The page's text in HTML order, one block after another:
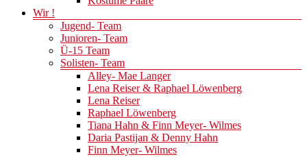
Wir !
Jugend- Team
Junioren- Team
Ü-15 Team
Solisten- Team
Alley- Mae Langer
Lena Reiser & Raphael Löwenberg
Lena Reiser
Raphael Löwenberg
Tiana Hahn & Finn Meyer- Wilmes
Daria Pastijan & Denny Hahn
Finn Meyer- Wilmes